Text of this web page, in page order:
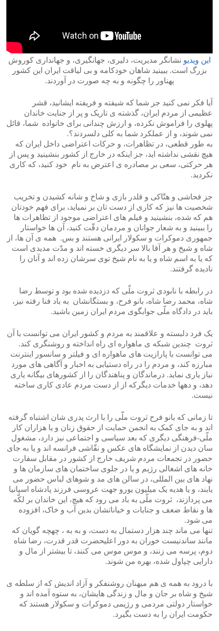
این ویدیو نشانگر مدیریت، دلیری، جهانگیری، و جهانداری کوروش
بزرگ است. ببینید شاهان خودکامه و بی لیاقت ایران این کشور
پهناور را چگونه و به چه صورت در آوردند.
آیا فکر نمی کنید جز شما که شیفته و فریفته ایشانید، قشر
عظیمی از مردم ایران، گذشته ی تاریک و پر از جنایت خاندان
پهلوی را فراموش نکرده، و ارزش چندانی برای خانواده شما، قائل
نمی شوند، و از عملکرد شما به کلی دلسردند؟.
به طور قطعی، در تظاهرات، و حرکات اعتراضی داخل ایران که
هیچ نقشی نداشته اید، جز اینکه در خارج از کشور بنشینید و پس از
هر حرکتی، سعی بر مصادره ی اعترض به نام خود کنید، که کاری
نکردید.
جز فحاشی و هتّاکی و قلدر بازی و شاخ و شانه کشیدن و تخریب
شخصیت ها نیز که کاری از دست تان بر نمیاید، برای فهم خودتان
هم که شده، بنشینید و فیلم های اعتراضی موجود از تظاهرات ها
را ببینید و به شعار جوانان و مردمان دقّت کنید، آن ها خواستار
جمهوری دموکرات و سکولار ایرانی هستند و بس. همه ی آن ها، از
شاه و شیخ و هر آقا بالا سر دیگری خسته اند و مدّت مدیدی است
که یا به اسم شاه و یا به نام شیخ توی سرشان زده اند و آنان را
نادیده گرفتند.
در رابطه با نابودی ثروت ملّی که دزدیده شده بود و توسط رضا
شاه، محمد رضا شاه، بانو فرح، و بستگانشان به باد فنا رفته نیز،
باید در دادگاه ملّی جوابگوی مردم ایران زمین باشید.
یک فرد دلبسته و علاقمند به مردم و کشور ایران می توانست با آن
ثروت چندین شبکه ی ماهواره ای راه انداخته و روشنگری کند.
می توانست با پارازیت های ماهواره ای و فیلتر و سانسور اینترنت
مبارزه کند، و مردم را در راه دستیابی به اخبار و آگاهی های مورد
نیاز یاری نماید. درماندگان و پناهندگان را از کشورهای بیگانه یاری
دهد، و دهها خدمات دیگرکه از از دست مردم عادی کاری ساخته
نیست.
تا زمانی که بانو فرح ثروت ملّی را با ارث پدری شان اشتباه گرفته
اند و به جای کمک به انجمن حمایت از حقوق زنان و یا هزاران کار
ملّی-فرهنگی دیگری که بعد سیاسی و اجتماعی نیز دارد، مشغول
سان دیدن از نمایشگاه های عکس و نقّاشی فرانسه اند و یا به جای
حضور در تجمعات مردم شریف خارج از کشور در مقابل سفارت
خانه های اشغالی رژیم و یا در جلوی ساختمان های سازمان ها و
نهاد های بین المللی، در سالن های مد و شوهای لباس حضور می
یابند، و یا هدیه یک میلیون یورو جهت عروسی فرزند پادشاه اسپانیا
می پردازند، ثروت ملّی به باد می رود که هیچ، این خاندان بر لکّه
ها و نقاط ضعف و جنایات و خیاناتشان بدین آب و خاک، افزوده
می شود.
تنها می ماند چند هزار دستمال به دست، و به به ، چهچه گویان که
مانند ساندنیست خوران به دور اعلیحضرت قدر قدرت، رضا شاه
دوم، پرسه می زنند، و موس موس می کنند، تا بیشتر از مال و
دارایی چپاول شده، بهره من شوند.
با درود به همه ی هم میهنان روشنفکر و آزاد اندیش که از سلطه ی
شیخ و شاه بر جان و مال و زندگی هایشان، به ستوه آمده اند و
خواستار دولتی مردمی و رژیمی دموکرات و سکولار هستند که
حکومت ایران را به دست بگیرد.